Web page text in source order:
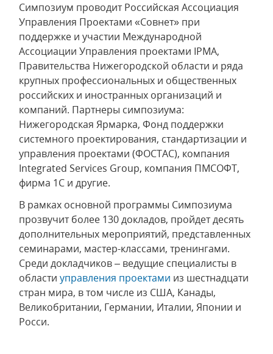
Симпозиум проводит Российская Ассоциация
Управления Проектами «Совнет» при
поддержке и участии Международной
Ассоциации Управления проектами IPMA,
Правительства Нижегородской области и ряда
крупных профессиональных и общественных
российских и иностранных организаций и
компаний. Партнеры симпозиума:
Нижегородская Ярмарка, Фонд поддержки
системного проектирования, стандартизации и
управления проектами (ФОСТАС), компания
Integrated Services Group, компания ПМСОФТ,
фирма 1С и другие.
В рамках основной программы Симпозиума
прозвучит более 130 докладов, пройдет десять
дополнительных мероприятий, представленных
семинарами, мастер-классами, тренингами.
Среди докладчиков – ведущие специалисты в
области управления проектами из шестнадцати
стран мира, в том числе из США, Канады,
Великобритании, Германии, Италии, Японии и
Росси.